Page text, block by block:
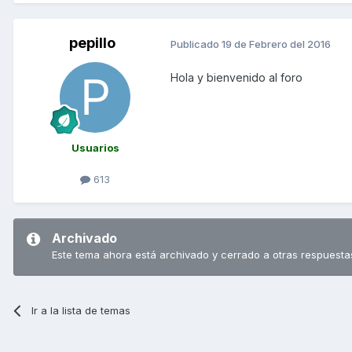
pepillo
Usuarios
613
Publicado 19 de Febrero del 2016
Hola y bienvenido al foro
Archivado
Este tema ahora está archivado y cerrado a otras
Ir a la lista de temas